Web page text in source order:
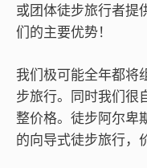
或团体徒步旅行者提
们的主要优势！
我们极可能全年都将
步旅行。同时我们很
整价格。徒步阿尔卑
的向导式徒步旅行，